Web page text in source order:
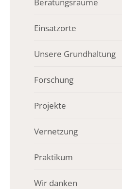
Einsatzorte
Unsere Grundhaltung
Forschung
Projekte
Vernetzung
Praktikum
Wir danken